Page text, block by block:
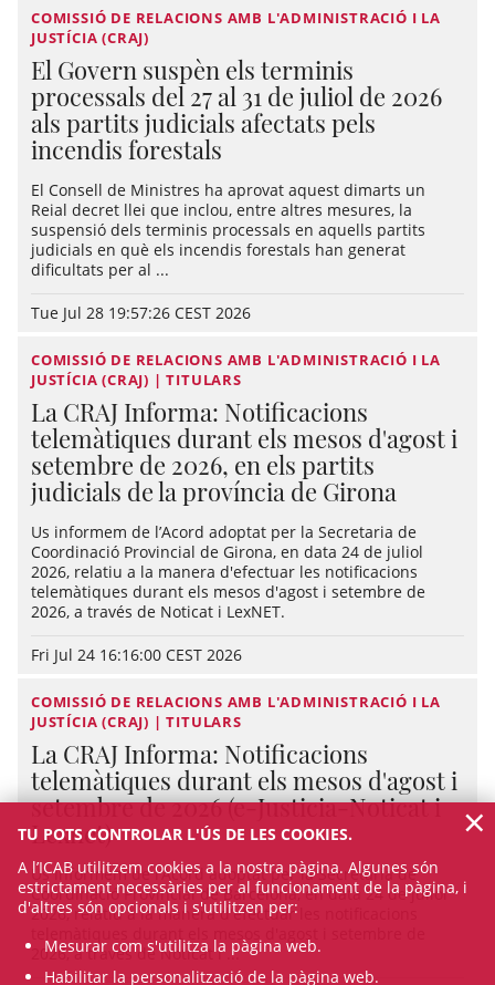
COMISSIÓ DE RELACIONS AMB L'ADMINISTRACIÓ I LA
JUSTÍCIA (CRAJ)
El Govern suspèn els terminis
processals del 27 al 31 de juliol de 2026
als partits judicials afectats pels
incendis forestals
El Consell de Ministres ha aprovat aquest dimarts un
Reial decret llei que inclou, entre altres mesures, la
suspensió dels terminis processals en aquells partits
judicials en què els incendis forestals han generat
dificultats per al ...
Tue Jul 28 19:57:26 CEST 2026
COMISSIÓ DE RELACIONS AMB L'ADMINISTRACIÓ I LA
JUSTÍCIA (CRAJ) | TITULARS
La CRAJ Informa: Notificacions
telemàtiques durant els mesos d'agost i
setembre de 2026, en els partits
judicials de la província de Girona
Us informem de l’Acord adoptat per la Secretaria de
Coordinació Provincial de Girona, en data 24 de juliol
2026, relatiu a la manera d'efectuar les notificacions
telemàtiques durant els mesos d'agost i setembre de
2026, a través de Noticat i LexNET.
Fri Jul 24 16:16:00 CEST 2026
COMISSIÓ DE RELACIONS AMB L'ADMINISTRACIÓ I LA
JUSTÍCIA (CRAJ) | TITULARS
La CRAJ Informa: Notificacions
telemàtiques durant els mesos d'agost i
setembre de 2026 (e-Justicia-Noticat i
Lexnet)
Us informem de l’Acord adoptat per la Secretaria de
Coordinació Provincial de Barcelona, en data 24 de juliol
2026, relatiu a la manera d'efectuar les notificacions
2026, a través de Noticat i ...
TU POTS CONTROLAR L'ÚS DE LES COOKIES.
A l’ICAB utilitzem cookies a la nostra pàgina. Algunes són
estrictament necessàries per al funcionament de la pàgina, i
d'altres són opcionals i s'utilitzen per:
Mesurar com s'utilitza la pàgina web.
Habilitar la personalització de la pàgina web.
×